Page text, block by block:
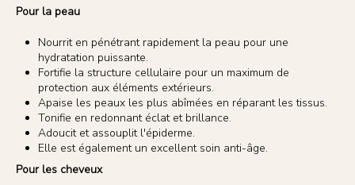
Pour la peau
Nourrit en pénétrant rapidement la peau pour une
hydratation puissante.
Fortifie la structure cellulaire pour un maximum de
protection aux éléments extérieurs.
Apaise les peaux les plus abîmées en réparant les tissus.
Tonifie en redonnant éclat et brillance.
Adoucit et assouplit l'épiderme.
Elle est également un excellent soin anti-âge.
Pour les cheveux